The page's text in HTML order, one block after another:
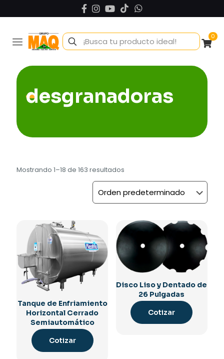
0
desgranadoras
Mostrando 1–18 de 163 resultados
Tanque de Enfriamiento
Horizontal Cerrado
Semiautomático
Cotizar
Disco Liso y Dentado de
26 Pulgadas
Cotizar